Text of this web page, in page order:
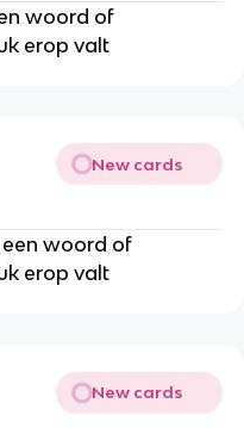
woord of
erop valt
New cards
woord of
erop valt
New cards